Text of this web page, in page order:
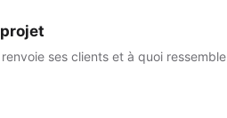
ses clients et à quoi ressemble